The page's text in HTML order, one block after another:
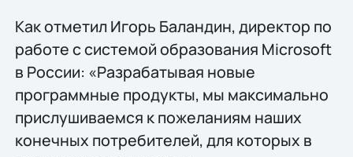
Как отметил Игорь Баландин, директор по
работе с системой образования Microsoft
в России: «Разрабатывая новые
программные продукты, мы максимально
прислушиваемся к пожеланиям наших
конечных потребителей, для которых в